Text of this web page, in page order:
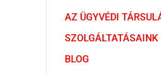
AZ ÜGYVÉDI
SZOLGÁLTATÁSAINK
BLOG